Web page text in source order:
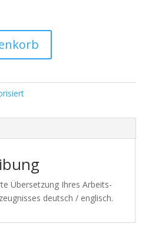
Übersetzung Ihres Arbeits-
deutsch / englisch.